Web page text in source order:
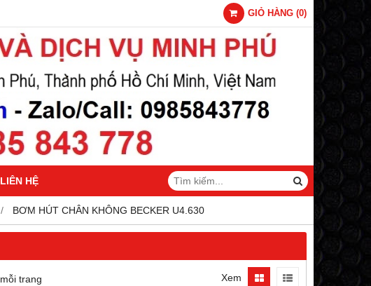
GIỎ HÀNG (0)
LIÊN HỆ
BƠM HÚT CHÂN KHÔNG BECKER U4.630
mỗi trang Xem